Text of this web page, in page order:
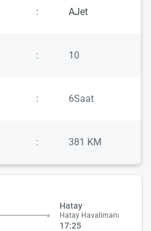
: AJet
: 10
: 6Saat
: 381 KM
Hatay
Hatay Havalimanı
17:25